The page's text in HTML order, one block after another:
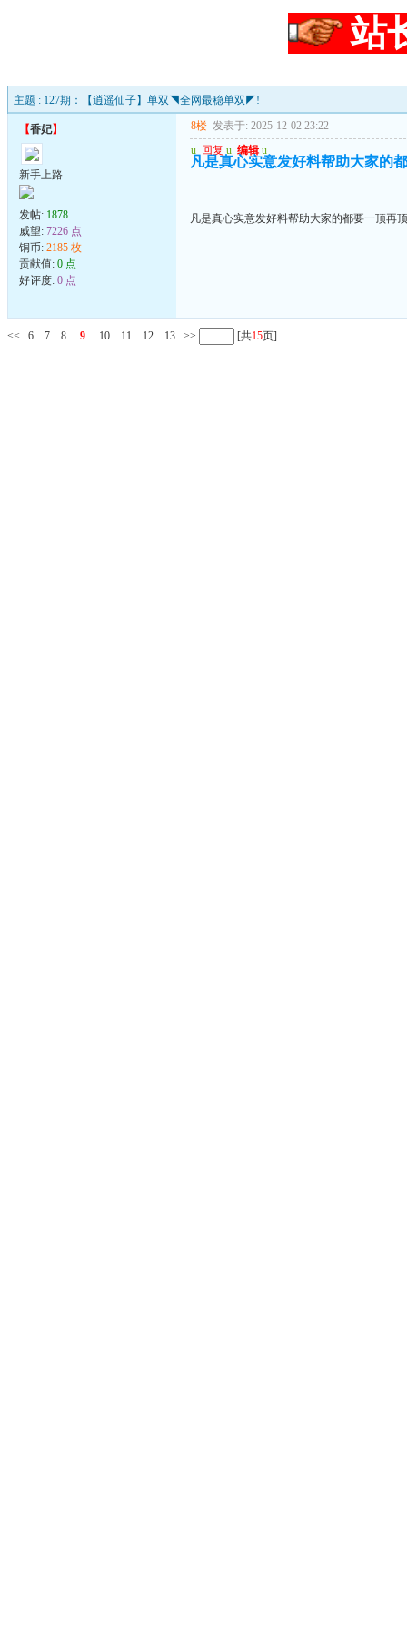
站
主题 : 127期：【逍遥仙子】单双◥全网最稳单双◤!
【香妃】
新手上路
发帖: 1878
威望: 7226 点
铜币: 2185 枚
贡献值: 0 点
好评度: 0 点
8楼 发表于: 2025-12-02 23:22 ---
u 回复 u 编辑 u
凡是真心实意发好料帮助大家的
凡是真心实意发好料帮助大家的都要一顶再
<< 6 7 8 9 10 11 12 13 >> [共15页]